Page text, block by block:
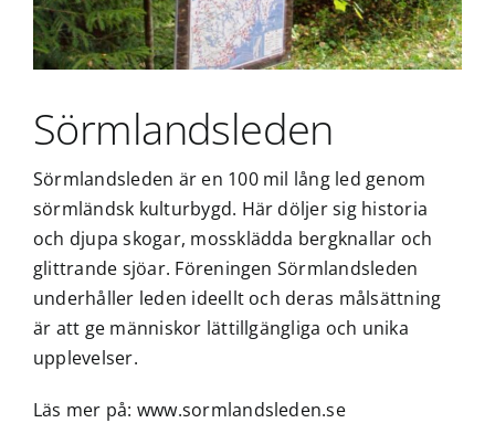
Sörmlandsleden
Sörmlandsleden är en 100 mil lång led genom
sörmländsk kulturbygd. Här döljer sig historia
och djupa skogar, mossklädda bergknallar och
glittrande sjöar. Föreningen Sörmlandsleden
underhåller leden ideellt och deras målsättning
är att ge människor lättillgängliga och unika
upplevelser.
Läs mer på: www.sormlandsleden.se